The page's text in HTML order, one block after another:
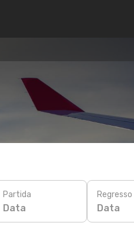
Partida
Data
Regresso
Data